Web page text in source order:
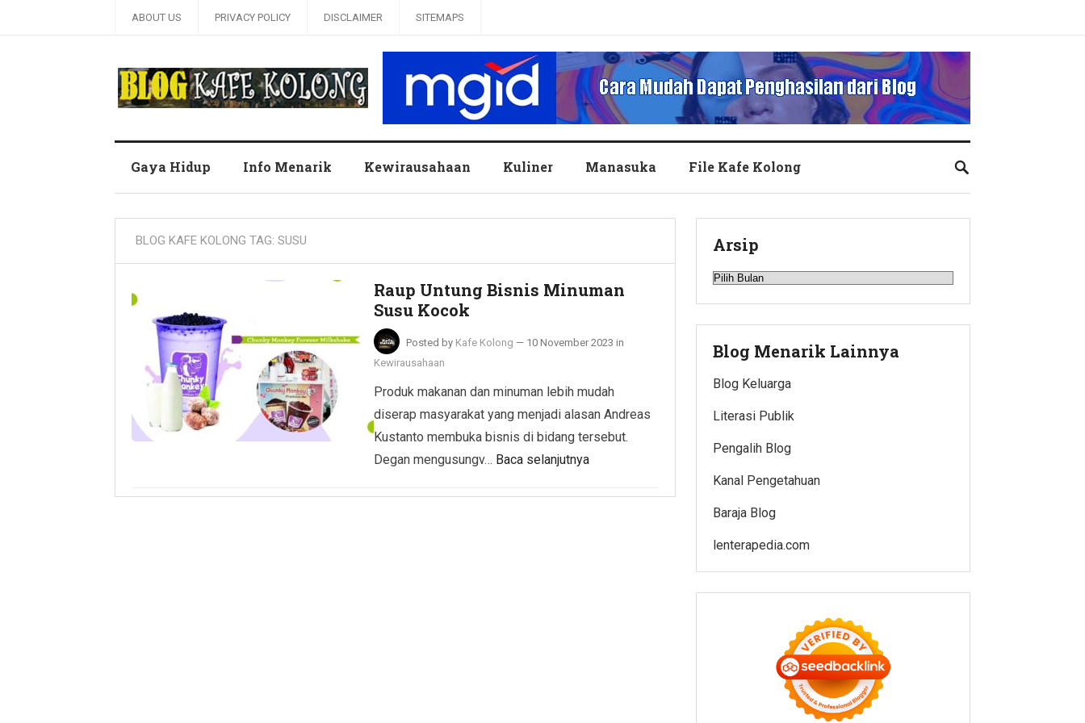
ABOUT US PRIVACY POLICY DISCLAIMER SITEMAPS
Gaya Hidup Info Menarik Kewirausahaan Kuliner Manasuka File Kafe Kolong
BLOG KAFE KOLONG TAG: SUSU
Raup Untung Bisnis Minuman
Susu Kocok
Posted by Kafe Kolong — 10 November 2023 in
Kewirausahaan
Produk makanan dan minuman lebih mudah
diserap masyarakat yang menjadi alasan Andreas
Kustanto membuka bisnis di bidang tersebut.
Degan mengusungv… Baca selanjutnya
Arsip
Arsip
Blog Menarik Lainnya
Blog Keluarga
Literasi Publik
Pengalih Blog
Kanal Pengetahuan
Baraja Blog
lenterapedia.com